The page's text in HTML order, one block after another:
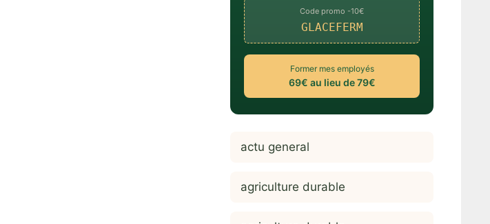
Code promo -10€
GLACEFERM
Former mes employés
69€ au lieu de 79€
actu general
agriculture durable